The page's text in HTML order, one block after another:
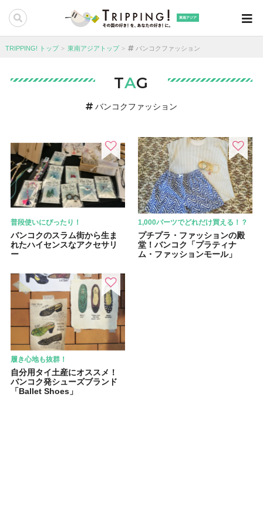
東南アジア
TRIPPING! トップ 東南アジアトップ バンコクファッション
TAG
バンコクファッション
普段使いにぴったり！
バンコクのスラム街から生ま
れたハイセンスなアクセサリ
ー
1,000バーツでどれだけ買える！？
プチプラ・ファッションの殿
堂！バンコク「プラティナ
ム・ファッションモール」
履き心地も抜群！
自分用タイ土産にオススメ！
バンコク発シューズブランド
「Ballet Shoes」